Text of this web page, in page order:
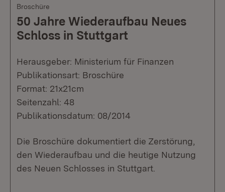
Broschüre
50 Jahre Wiederaufbau Neues
Schloss in Stuttgart
Herausgeber: Ministerium für Finanzen
Publikationsart: Broschüre
Format: 21x21cm
Seitenzahl: 48
Publikationsdatum: 08/2014
Die Broschüre dokumentiert die Zerstörung,
den Wiederaufbau und die heutige Nutzung
des Neuen Schlosses in Stuttgart.